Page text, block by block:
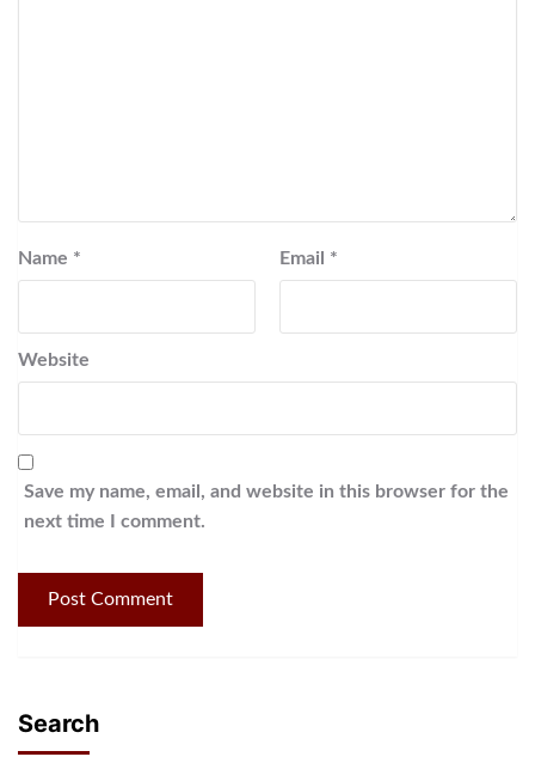
Name * Email *
Website
Save my name, email, and website in this browser for the
next time I comment.
Search